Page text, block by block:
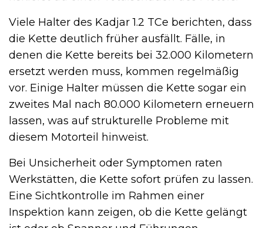
Viele Halter des Kadjar 1.2 TCe berichten, dass
die Kette deutlich früher ausfällt. Fälle, in
denen die Kette bereits bei 32.000 Kilometern
ersetzt werden muss, kommen regelmäßig
vor. Einige Halter müssen die Kette sogar ein
zweites Mal nach 80.000 Kilometern erneuern
lassen, was auf strukturelle Probleme mit
diesem Motorteil hinweist.
Bei Unsicherheit oder Symptomen raten
Werkstätten, die Kette sofort prüfen zu lassen.
Eine Sichtkontrolle im Rahmen einer
Inspektion kann zeigen, ob die Kette gelängt